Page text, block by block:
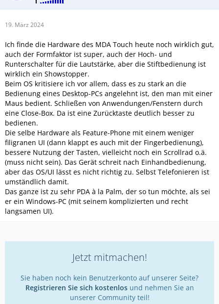
19. März 2024
Ich finde die Hardware des MDA Touch heute noch wirklich gut,
auch der Formfaktor ist super, auch der Hoch- und
Runterschalter für die Lautstärke, aber die Stiftbedienung ist
wirklich ein Showstopper.
Beim OS kritisiere ich vor allem, dass es zu stark an die
Bedienung eines Desktop-PCs angelehnt ist, den man mit einer
Maus bedient. Schließen von Anwendungen/Fenstern durch
eine Close-Box. Da ist eine Zurücktaste deutlich besser zu
bedienen.
Die selbe Hardware als Feature-Phone mit einem weniger
filigranen UI (dann klappt es auch mit der Fingerbedienung),
bessere Nutzung der Tasten, vielleicht noch ein Scrollrad o.ä.
(muss nicht sein). Das Gerät schreit nach Einhandbedienung,
aber das OS/UI lässt es nicht richtig zu. Selbst Telefonieren ist
umständlich damit.
Das ganze ist zu sehr PDA à la Palm, der so tun möchte, als sei
er ein Windows-PC (mit seinem komplizierten und recht
langsamen UI).
Jetzt mitmachen!
Sie haben noch kein Benutzerkonto auf unserer Seite?
Registrieren Sie sich kostenlosund nehmen Sie an
unserer Community teil!